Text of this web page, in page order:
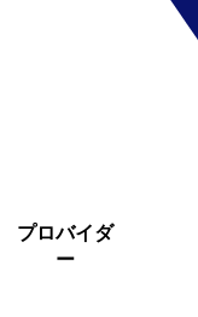
プロバイダ
ー